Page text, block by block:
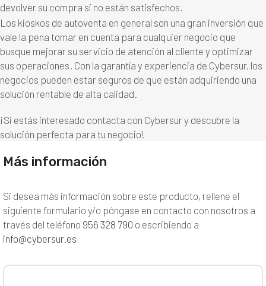
devolver su compra si no están satisfechos.
Los kioskos de autoventa en general son una gran inversión que
vale la pena tomar en cuenta para cualquier negocio que
busque mejorar su servicio de atención al cliente y optimizar
sus operaciones. Con la garantía y experiencia de Cybersur, los
negocios pueden estar seguros de que están adquiriendo una
solución rentable de alta calidad.
¡Si estás interesado contacta con Cybersur y descubre la
solución perfecta para tu negocio!
Más información
Si desea más información sobre este producto, rellene el
siguiente formulario y/o póngase en contacto con nosotros a
través del teléfono 956 328 790 o escribiendo a
info@cybersur.es